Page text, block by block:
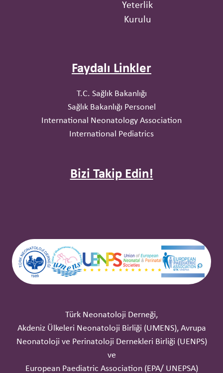
Yeterlik
Kurulu
Faydalı Linkler
T.C. Sağlık Bakanlığı
Sağlık Bakanlığı Personel
International Neonatology Association
International Pediatrics
Bizi Takip Edin!
Türk Neonatoloji Derneği,
Akdeniz Ülkeleri Neonatoloji Birliği (UMENS), Avrupa
Neonatoloji ve Perinatoloji Dernekleri Birliği (UENPS)
ve
European Paediatric Association (EPA/ UNEPSA)